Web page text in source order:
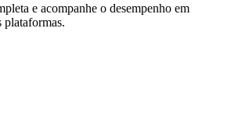
e acompanhe o desempenho em
plataformas.